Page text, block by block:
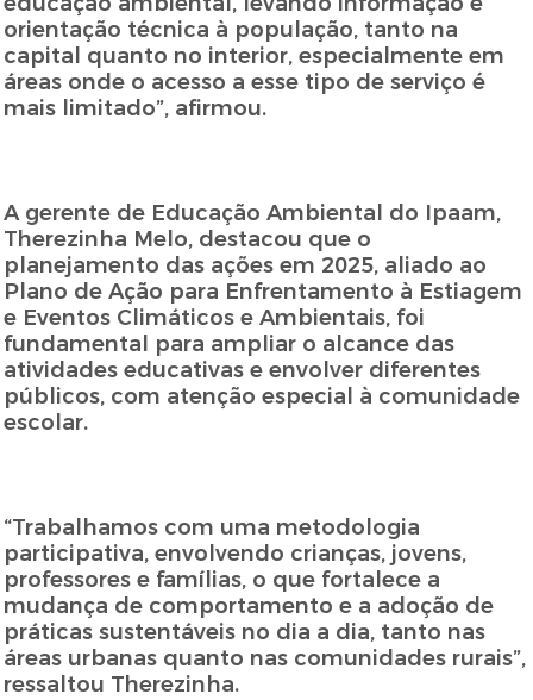
orientação técnica à população, tanto na
capital quanto no interior, especialmente em
áreas onde o acesso a esse tipo de serviço é
mais limitado”, afirmou.
A gerente de Educação Ambiental do Ipaam,
Therezinha Melo, destacou que o
planejamento das ações em 2025, aliado ao
Plano de Ação para Enfrentamento à Estiagem
e Eventos Climáticos e Ambientais, foi
fundamental para ampliar o alcance das
atividades educativas e envolver diferentes
públicos, com atenção especial à comunidade
escolar.
“Trabalhamos com uma metodologia
participativa, envolvendo crianças, jovens,
professores e famílias, o que fortalece a
mudança de comportamento e a adoção de
práticas sustentáveis no dia a dia, tanto nas
áreas urbanas quanto nas comunidades rurais”,
ressaltou Therezinha.